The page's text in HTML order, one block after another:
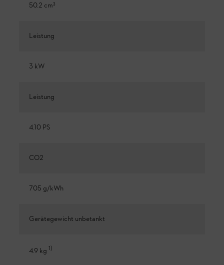
50.2 cm³
Leistung
3 kW
Leistung
4.10 PS
CO2
705 g/kWh
Gerätegewicht unbetankt
4.9 kg 1)